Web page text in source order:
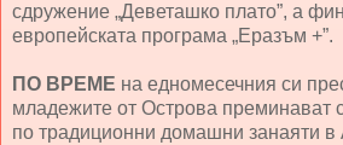
сдружение „Деветашко плато”, а
европейската програма „Еразъм +”.
ПО ВРЕМЕ на едномесечния си
младежите от Острова преминават
по традиционни домашни занаяти в